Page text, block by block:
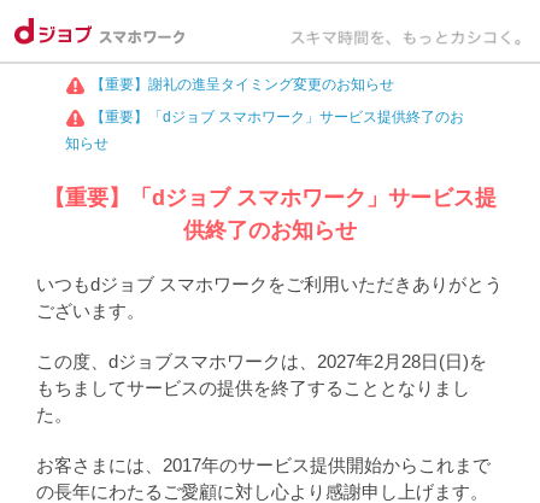
【重要】謝礼の進呈タイミング変更のお知らせ
【重要】「dジョブ スマホワーク」サービス提供終了のお
知らせ
【重要】「dジョブ スマホワーク」サービス提
供終了のお知らせ
いつもdジョブ スマホワークをご利用いただきありがとう
ございます。
この度、dジョブスマホワークは、2027年2月28日(日)を
もちましてサービスの提供を終了することとなりまし
た。
お客さまには、2017年のサービス提供開始からこれまで
の長年にわたるご愛顧に対し心より感謝申し上げます。